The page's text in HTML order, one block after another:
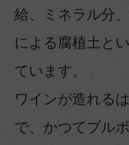
給、ミネラル分
による腐植土と
ています。
ワインが造れる
で、かつてブル